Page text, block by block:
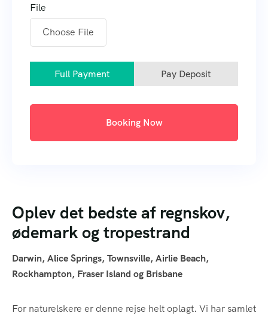
Oplev det bedste af regnskov,
ødemark og tropestrand
Darwin, Alice Springs, Townsville, Airlie Beach,
Rockhampton, Fraser Island og Brisbane
For naturelskere er denne rejse helt oplagt. Vi har samlet
File
Choose File
Full Payment Pay Deposit
Booking Now